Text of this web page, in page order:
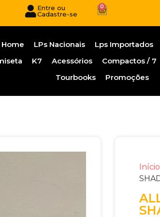
Entre ou
Cadastre-se
0
Home LPs Nacionais Lps Importados
K7 Acessórios Compactos / 7
Tourbooks
Promoções
Início